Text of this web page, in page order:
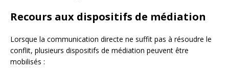
Recours aux dispositifs de médiation
Lorsque la communication directe ne suffit pas à résoudre le
conflit, plusieurs dispositifs de médiation peuvent être
mobilisés :